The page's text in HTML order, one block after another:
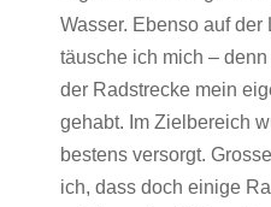
Wasser. Ebenso auf
täusche ich mich –
der Radstrecke mein
gehabt. Im Zielbereich
bestens versorgt.
ich, dass doch einige